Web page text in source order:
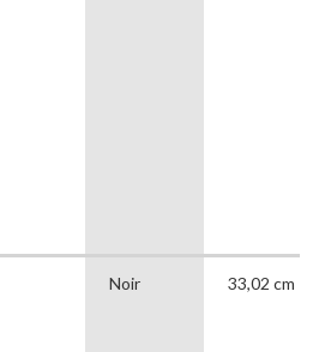
Noir 33,02 cm